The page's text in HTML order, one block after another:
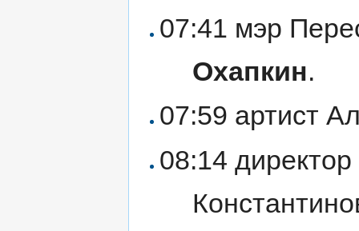
07:41 мэр
Охапкин.
07:59 артист
08:14